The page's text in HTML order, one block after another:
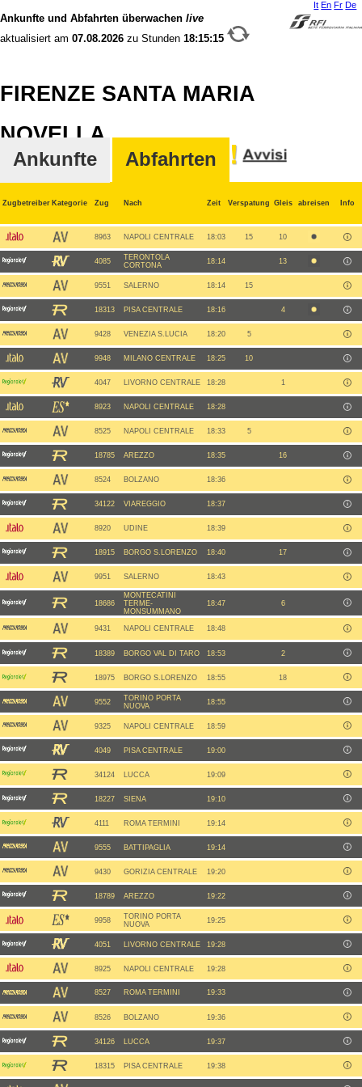
It En Fr De
Ankunfte und Abfahrten überwachen live
aktualisiert am 07.08.2026 zu Stunden 18:15:15
FIRENZE SANTA MARIA
NOVELLA
Ankunfte Abfahrten
Zugbetreiber Kategorie Zug Nach Zeit Verspatung Gleis abreisen Info
8963 NAPOLI CENTRALE 18:03 15 10
4085
TERONTOLA
CORTONA
18:14 13
9551 SALERNO 18:14 15
18313 PISA CENTRALE 18:16 4
9428 VENEZIA S.LUCIA 18:20 5
9948 MILANO CENTRALE 18:25 10
4047 LIVORNO CENTRALE 18:28 1
8923 NAPOLI CENTRALE 18:28
8525 NAPOLI CENTRALE 18:33 5
18785 AREZZO 18:35 16
8524 BOLZANO 18:36
34122 VIAREGGIO 18:37
8920 UDINE 18:39
18915 BORGO S.LORENZO 18:40 17
9951 SALERNO 18:43
18686
MONTECATINI
TERME-
MONSUMMANO
18:47 6
9431 NAPOLI CENTRALE 18:48
18389 BORGO VAL DI TARO 18:53 2
18975 BORGO S.LORENZO 18:55 18
9552
TORINO PORTA
NUOVA
18:55
9325 NAPOLI CENTRALE 18:59
4049 PISA CENTRALE 19:00
34124 LUCCA 19:09
18227 SIENA 19:10
4111 ROMA TERMINI 19:14
9555 BATTIPAGLIA 19:14
9430 GORIZIA CENTRALE 19:20
18789 AREZZO 19:22
9958
TORINO PORTA
NUOVA
19:25
4051 LIVORNO CENTRALE 19:28
8925 NAPOLI CENTRALE 19:28
8527 ROMA TERMINI 19:33
8526 BOLZANO 19:36
34126 LUCCA 19:37
18315 PISA CENTRALE 19:38